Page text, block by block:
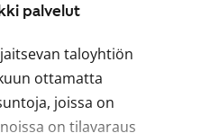
palvelut
taloyhtiön
ottamatta
joissa on
on tilavaraus